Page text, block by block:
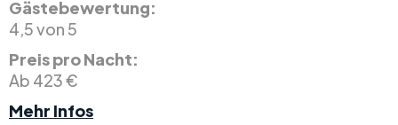
Gästebewertung:
4,5 von 5
Preis pro Nacht:
Ab 423 €
Mehr Infos